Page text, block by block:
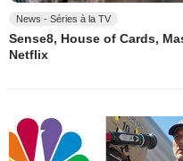
News - Séries à la TV
Sense8, House of Cards,
Netflix